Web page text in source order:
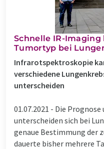
Schnelle IR-
Tumortyp bei
Infrarotspektroskopie
verschiedene
unterscheiden
01.07.2021 - Die Prognose
unterscheiden sich bei
genaue Bestimmung der
dauerte bisher mehrere